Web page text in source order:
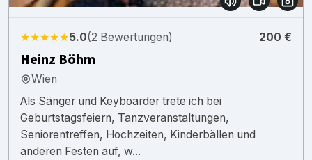
★★★★★5.0(2 Bewertungen) 200 €
Heinz Böhm
Wien
Als Sänger und Keyboarder trete ich bei
Geburtstagsfeiern, Tanzveranstaltungen,
Seniorentreffen, Hochzeiten, Kinderbällen und
anderen Festen auf, w...